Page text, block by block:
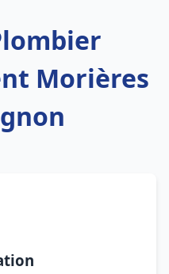
Morières